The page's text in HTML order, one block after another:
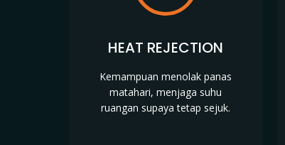
HEAT REJECTION
Kemampuan menolak panas
matahari, menjaga suhu
ruangan supaya tetap sejuk.